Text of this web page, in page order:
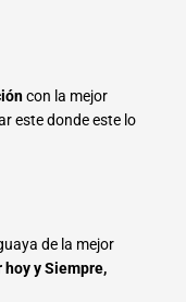
con la mejor
este donde este lo
de la mejor
y Siempre,